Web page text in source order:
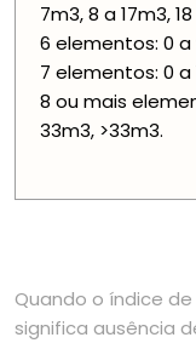
7m3, 8 a 17m3,
6 elementos: 0 a
7 elementos: 0 a
8 ou mais
33m3, >33m3.
Quando o índice
significa ausência